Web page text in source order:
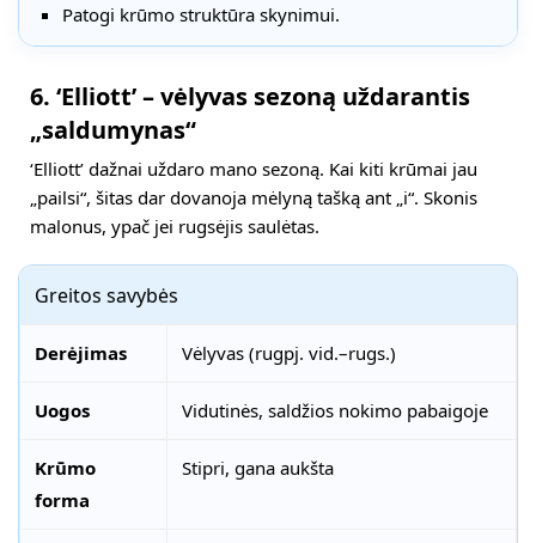
Patogi krūmo struktūra skynimui.
6. ‘Elliott’ – vėlyvas sezoną uždarantis
„saldumynas“
‘Elliott’ dažnai uždaro mano sezoną. Kai kiti krūmai jau
„pailsi“, šitas dar dovanoja mėlyną tašką ant „i“. Skonis
malonus, ypač jei rugsėjis saulėtas.
Greitos savybės
Derėjimas Vėlyvas (rugpj. vid.–rugs.)
Uogos Vidutinės, saldžios nokimo pabaigoje
Krūmo
forma
Stipri, gana aukšta